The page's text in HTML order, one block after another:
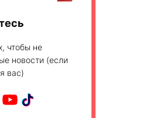
чтобы не
новости (если
вас)